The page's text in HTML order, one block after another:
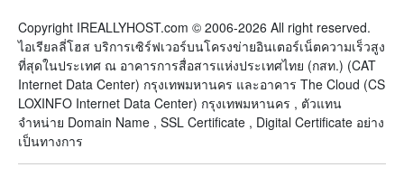
Copyright IREALLYHOST.com © 2006-2026 All right reserved.
ไอเรียลลี่โฮส บริการเซิร์ฟเวอร์บนโครงข่ายอินเตอร์เน็ตความเร็วสูง
ที่สุดในประเทศ ณ อาคารการสื่อสารแห่งประเทศไทย (กสท.) (CAT
Internet Data Center) กรุงเทพมหานคร และอาคาร The Cloud (CS
LOXINFO Internet Data Center) กรุงเทพมหานคร , ตัวแทน
จำหน่าย Domain Name , SSL Certificate , Digital Certificate อย่าง
เป็นทางการ